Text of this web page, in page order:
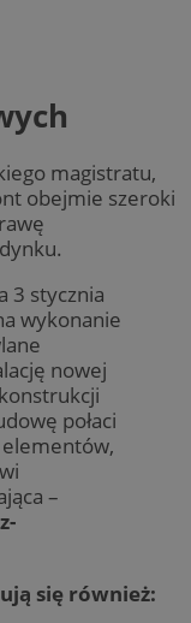
magistratu,
obejmie szeroki
3 stycznia
wykonanie
nowej
połaci
–
się również: